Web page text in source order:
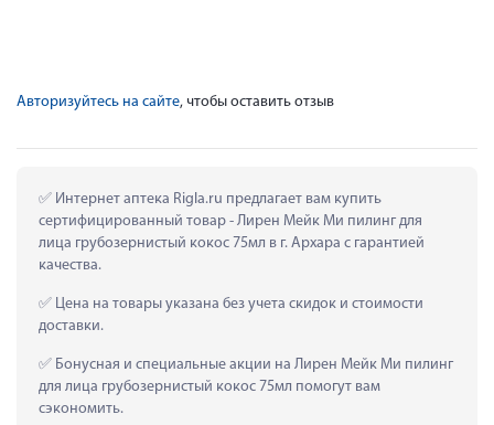
Авторизуйтесь на сайте, чтобы оставить отзыв
Интернет аптека Rigla.ru предлагает вам купить
сертифицированный товар - Лирен Мейк Ми пилинг для
лица грубозернистый кокос 75мл в г. Архара с гарантией
качества.
Цена на товары указана без учета скидок и стоимости
доставки.
Бонусная и специальные акции на Лирен Мейк Ми пилинг
для лица грубозернистый кокос 75мл помогут вам
сэкономить.